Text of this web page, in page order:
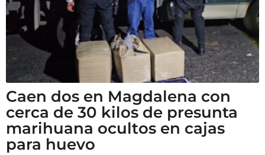
Caen dos en Magdalena con
cerca de 30 kilos de presunta
marihuana ocultos en cajas
para huevo